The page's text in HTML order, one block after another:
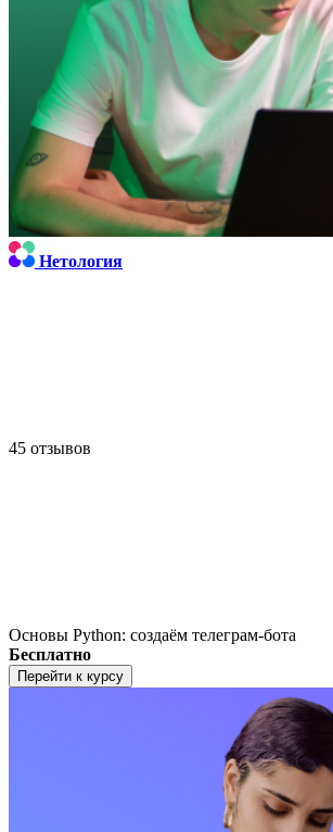
Нетология
45 отзывов
Основы Python: создаём телеграм-бота
Бесплатно
Перейти к курсу